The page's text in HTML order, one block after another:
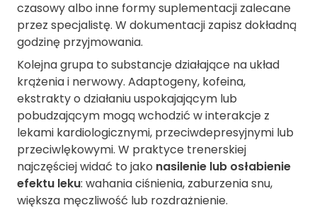
czasowy albo inne formy suplementacji zalecane
przez specjalistę. W dokumentacji zapisz dokładną
godzinę przyjmowania.
Kolejna grupa to substancje działające na układ
krążenia i nerwowy. Adaptogeny, kofeina,
ekstrakty o działaniu uspokajającym lub
pobudzającym mogą wchodzić w interakcje z
lekami kardiologicznymi, przeciwdepresyjnymi lub
przeciwlękowymi. W praktyce trenerskiej
najczęściej widać to jako nasilenie lub osłabienie
efektu leku: wahania ciśnienia, zaburzenia snu,
większa męczliwość lub rozdrażnienie.